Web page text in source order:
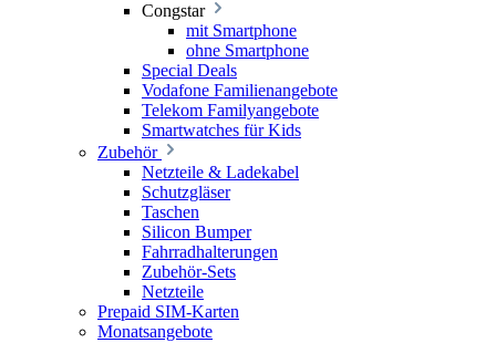
Congstar
mit Smartphone
ohne Smartphone
Special Deals
Vodafone Familienangebote
Telekom Familyangebote
Smartwatches für Kids
Zubehör
Netzteile & Ladekabel
Schutzgläser
Taschen
Silicon Bumper
Fahrradhalterungen
Zubehör-Sets
Netzteile
Prepaid SIM-Karten
Monatsangebote